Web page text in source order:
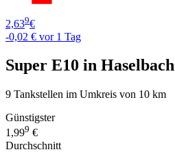
2,639€
-0,02 € vor 1 Tag
Super E10 in Haselbach
9 Tankstellen im Umkreis von 10 km
Günstigster
1,999 €
Durchschnitt